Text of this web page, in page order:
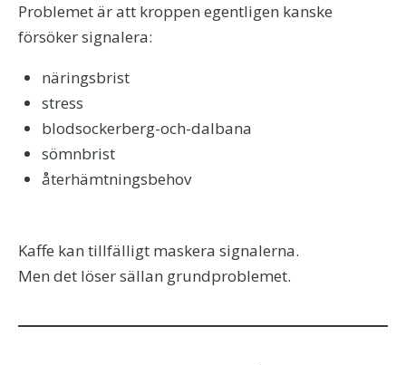
Problemet är att kroppen egentligen kanske
försöker signalera:
näringsbrist
stress
blodsockerberg-och-dalbana
sömnbrist
återhämtningsbehov
Kaffe kan tillfälligt maskera signalerna.
Men det löser sällan grundproblemet.